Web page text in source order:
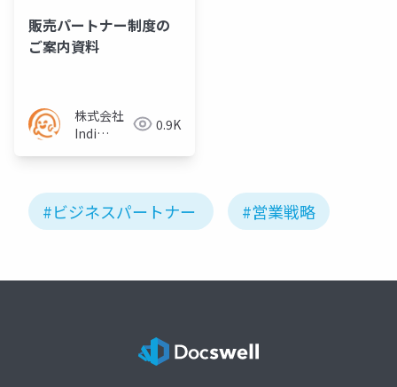
販売パートナー制度の
ご案内資料
株式会社
Indi
0.9K
#ビジネスパートナー #営業戦略